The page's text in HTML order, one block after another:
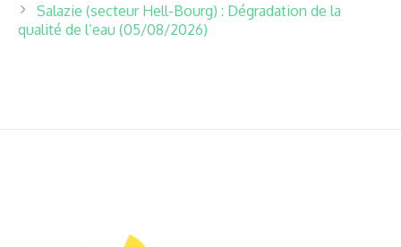
Salazie (secteur Hell-Bourg) : Dégradation de la
qualité de l’eau (05/08/2026)